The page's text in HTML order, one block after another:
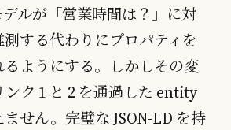
ルが「営業時間は？」に対
する代わりにプロパティを
ようにする。しかしその変
ク 1 と 2 を通過した entity
せん。完璧な JSON-LD を持